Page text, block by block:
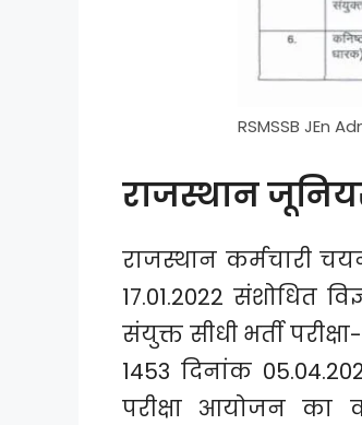
RSMSSB JEn
राजस्थान
राजस्थान कर्मचारी
17.01.2022 संशोधित
संयुक्त सीधी भर्ती
1453 दिनांक
परीक्षा आयोजन का